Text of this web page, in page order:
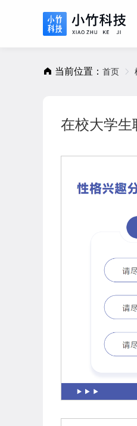
当前位置： 首页
在校大学生